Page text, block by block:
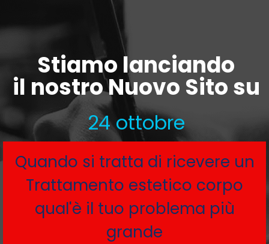
Stiamo lanciando
il nostro Nuovo Sito su
24 ottobre
Quando si tratta di ricevere un
Trattamento estetico corpo
qual'è il tuo problema più
grande